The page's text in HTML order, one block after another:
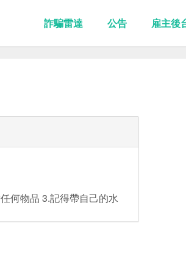
詐騙雷達 公告 雇主後
何物品 3.記得帶自己的水